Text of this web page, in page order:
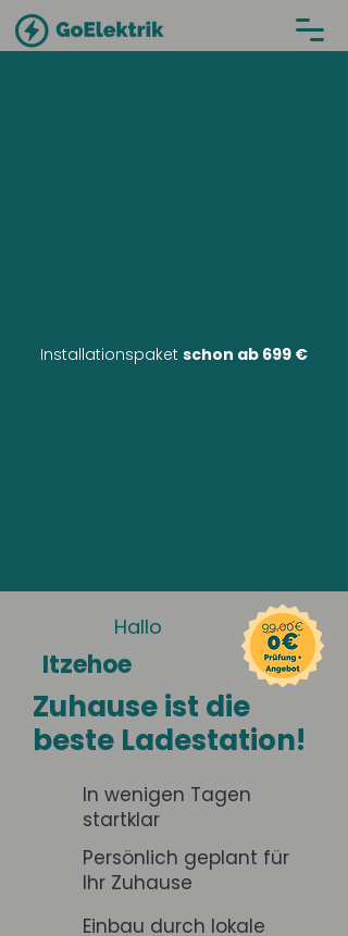
Installationspaket schon ab 699 €
Hallo
Itzehoe
Zuhause ist die
beste Ladestation!
In wenigen Tagen
startklar
Persönlich geplant für
Ihr Zuhause
Einbau durch lokale